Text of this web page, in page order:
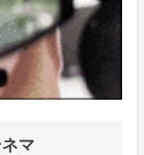
マ